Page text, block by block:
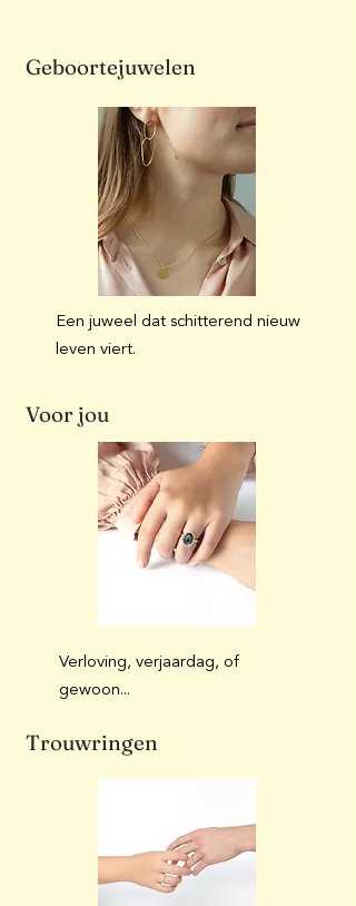
Geboortejuwelen
Een juweel dat schitterend nieuw
leven viert.
Voor jou
Verloving, verjaardag, of
gewoon...
Trouwringen